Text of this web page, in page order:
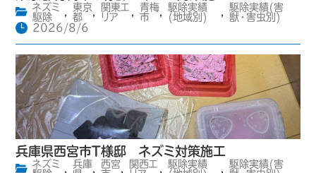
ネズミ
駆除
東京
都
関東エ
リア
青梅
市
駆除実績
(地域別)
駆除実績(害
獣・害虫別)
2026/8/6
兵庫県西宮市T様邸 ネズミ対策施工
ネズミ
兵庫,
西宮
関西エ
駆除実績
駆除実績(害